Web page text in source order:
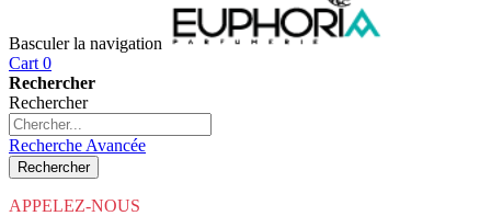
Basculer la navigation
Cart 0
Rechercher
Rechercher
Recherche Avancée
Rechercher
APPELEZ-NOUS